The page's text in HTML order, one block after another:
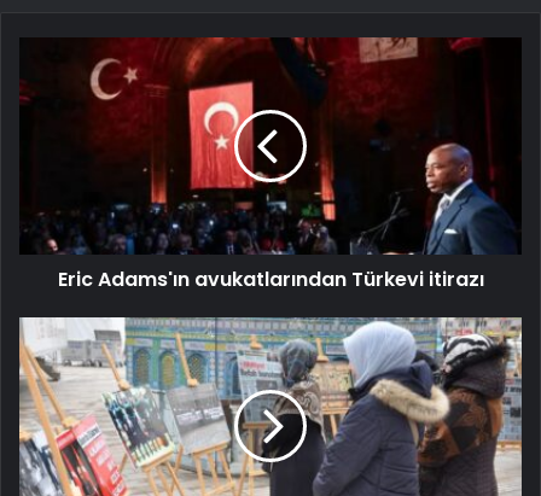
Eric Adams'ın avukatlarından Türkevi itirazı